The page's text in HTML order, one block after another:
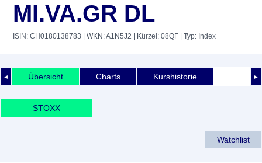
MI.VA.GR DL
ISIN: CH0180138783 | WKN: A1N5J2 | Kürzel: 08QF | Typ: Index
◄ ►
Übersicht Charts Kurshistorie
STOXX
Watchlist